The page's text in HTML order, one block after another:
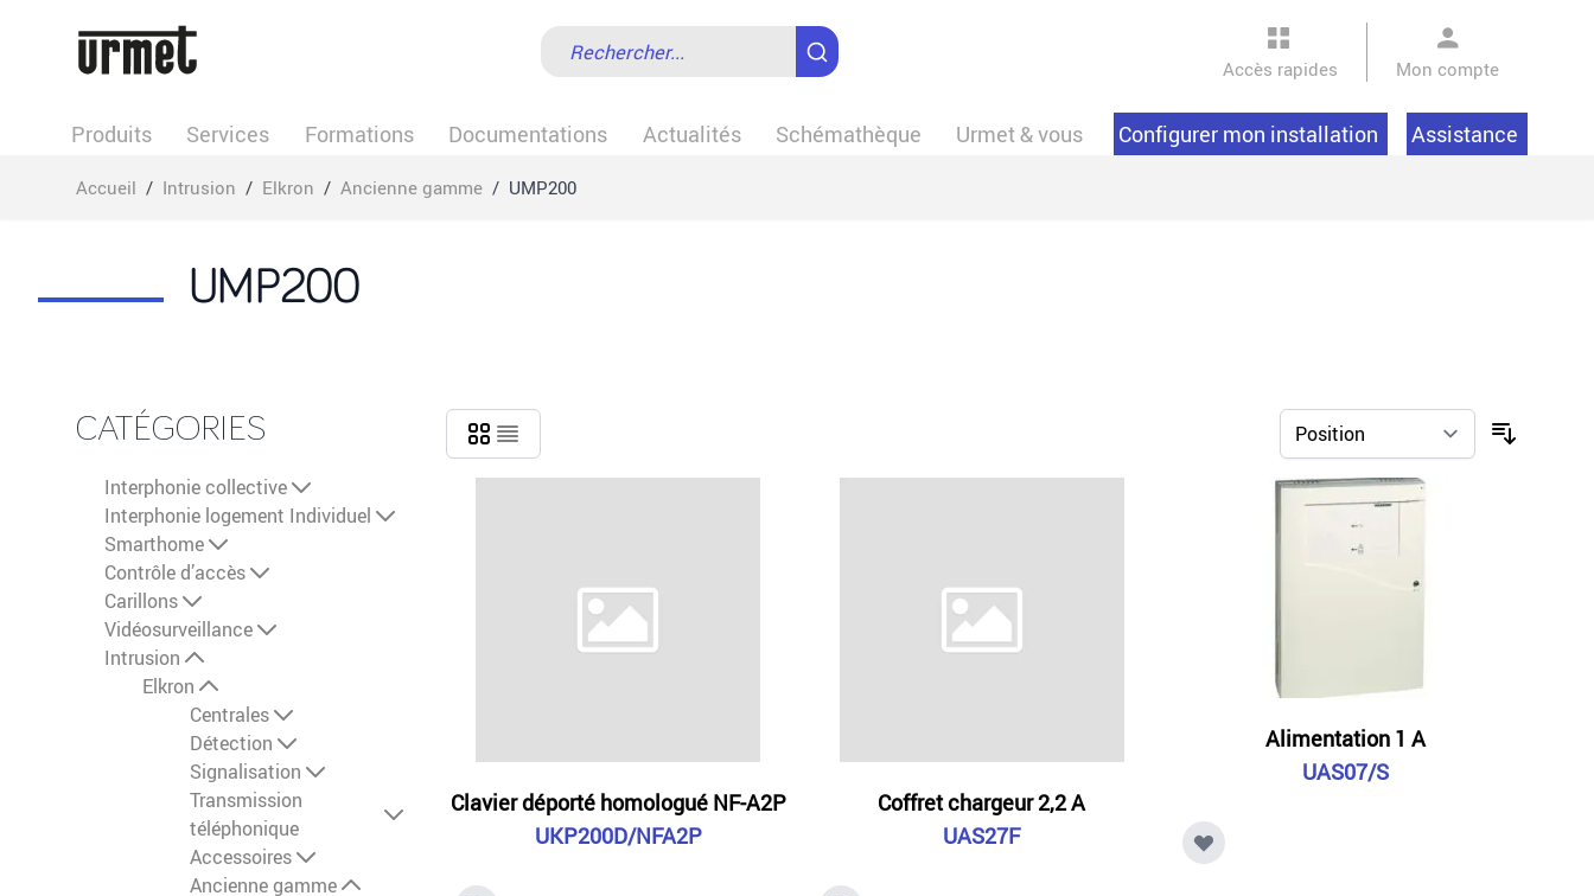
Accès rapides Mon compte
Produits Services Formations Documentations Actualités Schémathèque Urmet & vous Configurer mon installation Assistance
Accueil / Intrusion / Elkron / Ancienne gamme / UMP200
UMP200
CATÉGORIES
Interphonie collective
Interphonie logement Individuel
Smarthome
Contrôle d’accès
Carillons
Vidéosurveillance
Intrusion
Elkron
Centrales
Détection
Signalisation
Transmission
téléphonique
Accessoires
Ancienne gamme
Clavier déporté homologué NF-A2P
UKP200D/NFA2P
Coffret chargeur 2,2 A
UAS27F
Alimentation 1 A
UAS07/S